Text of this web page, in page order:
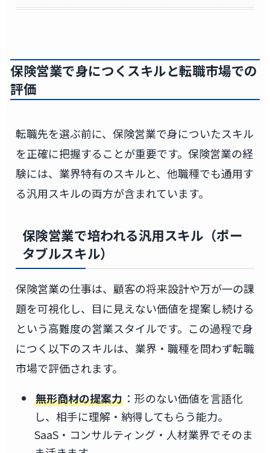
保険営業で身につくスキルと転職市場での
評価
転職先を選ぶ前に、保険営業で身についたスキル
を正確に把握することが重要です。保険営業の経
験には、業界特有のスキルと、他職種でも通用す
る汎用スキルの両方が含まれています。
保険営業で培われる汎用スキル（ポー
タブルスキル）
保険営業の仕事は、顧客の将来設計や万が一の課
題を可視化し、目に見えない価値を提案し続ける
という高難度の営業スタイルです。この過程で身
につく以下のスキルは、業界・職種を問わず転職
市場で評価されます。
無形商材の提案力 ：形のない価値を言語化
し、相手に理解・納得してもらう能力。
SaaS・コンサルティング・人材業界でそのま